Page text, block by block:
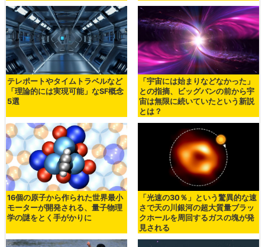
テレポートやタイムトラベルなど
「理論的には実現可能」なSF概念
5選
「宇宙には始まりなどなかった」
との指摘、ビッグバンの前から宇
宙は無限に続いていたという新説
とは？
16個の原子から作られた世界最小
モーターが開発される、量子物理
学の謎をとく手がかりに
「光速の30％」という驚異的な速
さで天の川銀河の超大質量ブラッ
クホールを周回するガスの塊が発
見される